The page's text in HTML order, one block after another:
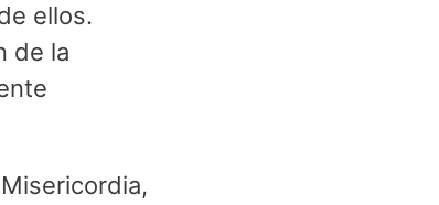
ellos.
de la